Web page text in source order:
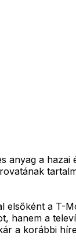
a hazai
elsőként a T-
hanem a
a korábbi